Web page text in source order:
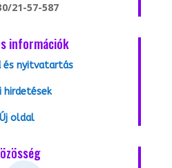
21-57-587
információk
és nyitvatartás
hirdetések
Új oldal